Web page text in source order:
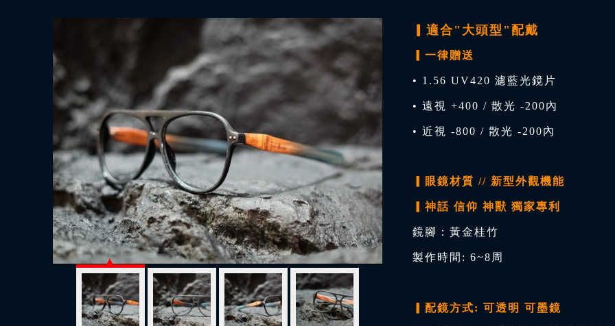
▎適合"大頭型"配戴
▎一律贈送
• 1.56 UV420 濾藍光鏡片
• 遠視 +400 / 散光 -200內
• 近視 -800 / 散光 -200內
▎眼鏡材質 // 新型外觀機能
▎神話 信仰 神獸 獨家專利
鏡腳：黃金桂竹
製作時間: 6~8周
▎配鏡方式: 可透明 可墨鏡